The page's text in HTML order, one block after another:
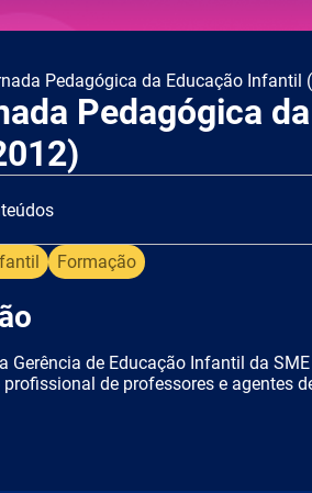
Pedagógica da Educação Infantil
Pedagógica
Formação
Gerência de Educação Infantil da
de professores e agentes